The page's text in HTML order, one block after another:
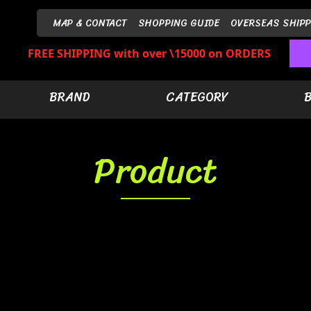
MAP & CONTACT SHOPPING GUIDE OVERSEAS
FREE SHIPPING with over \15000 on ORDERS
BRAND CATEGORY
Product